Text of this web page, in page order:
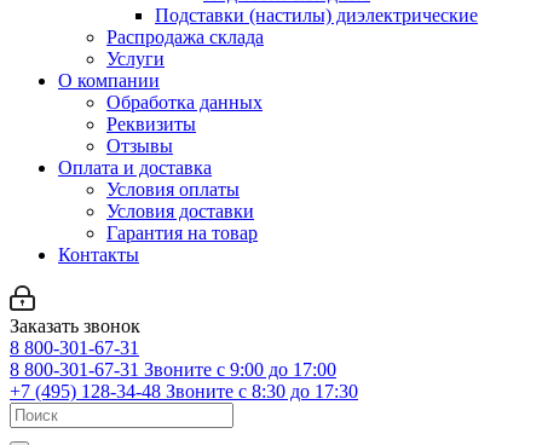
Подставки (настилы) диэлектрические
Распродажа склада
Услуги
О компании
Обработка данных
Реквизиты
Отзывы
Оплата и доставка
Условия оплаты
Условия доставки
Гарантия на товар
Контакты
Заказать звонок
8 800-301-67-31
8 800-301-67-31 Звоните с 9:00 до 17:00
+7 (495) 128-34-48 Звоните с 8:30 до 17:30